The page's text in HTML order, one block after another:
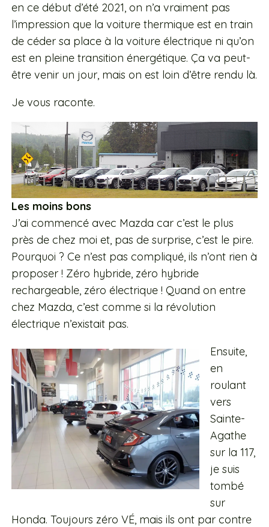
en ce début d’été 2021, on n’a vraiment pas
l’impression que la voiture thermique est en train
de céder sa place à la voiture électrique ni qu’on
est en pleine transition énergétique. Ça va peut-
être venir un jour, mais on est loin d’être rendu là.
Je vous raconte.
Les moins bons
J’ai commencé avec Mazda car c’est le plus
près de chez moi et, pas de surprise, c’est le pire.
Pourquoi ? Ce n’est pas compliqué, ils n’ont rien à
proposer ! Zéro hybride, zéro hybride
rechargeable, zéro électrique ! Quand on entre
chez Mazda, c’est comme si la révolution
électrique n’existait pas.
Ensuite,
en
roulant
vers
Sainte-
Agathe
sur la 117,
je suis
tombé
sur
Honda. Toujours zéro VÉ, mais ils ont par contre